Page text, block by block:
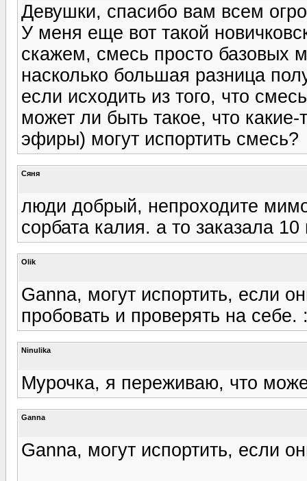
Девушки, спасибо вам всем
У меня еще вот такой
скажем, смесь просто базовых
насколько большая разница
если исходить из того, что
может ли быть такое, что
эфиры) могут испортить смесь?
Сяня
люди добрый, непроходите
сорбата калия. а то заказала
Olik
Ganna, могут испортить, если
пробовать и проверять на себе.
Ninulika
Мурочка, я переживаю, что
Ganna
Ganna, могут испортить, если